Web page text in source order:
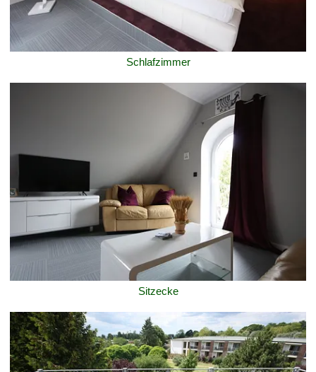
Schlafzimmer
Sitzecke